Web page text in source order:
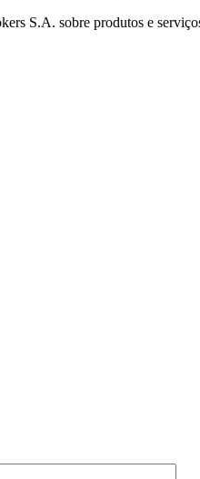
S.A. sobre produtos e